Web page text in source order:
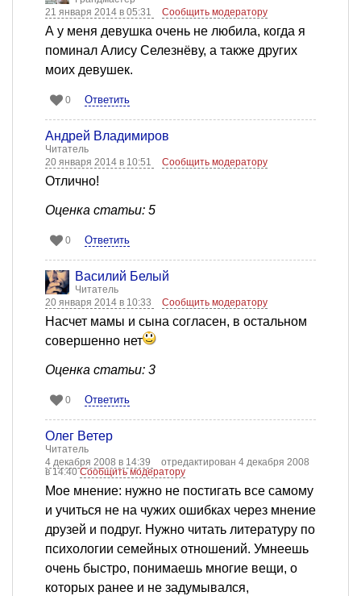
21 января 2014 в 05:31
Сообщить модератору
А у меня девушка очень не любила, когда я
поминал Алису Селезнёву, а также других
моих девушек.
0 Ответить
Андрей Владимиров
Читатель
20 января 2014 в 10:51
Сообщить модератору
Отлично!
Оценка статьи: 5
0 Ответить
Василий Белый
Читатель
20 января 2014 в 10:33
Сообщить модератору
Насчет мамы и сына согласен, в остальном
совершенно нет
Оценка статьи: 3
0 Ответить
Олег Ветер
Читатель
4 декабря 2008 в 14:39
отредактирован 4 декабря 2008
в 14:40Сообщить модератору
Мое мнение: нужно не постигать все самому
и учиться не на чужих ошибках через мнение
друзей и подруг. Нужно читать литературу по
психологии семейных отношений. Умнеешь
очень быстро, понимаешь многие вещи, о
которых ранее и не задумывался,